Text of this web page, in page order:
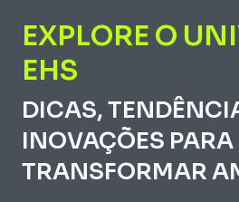
EXPLORE O
EHS
DICAS,
INOVAÇÕES PARA
TRANSFORMAR